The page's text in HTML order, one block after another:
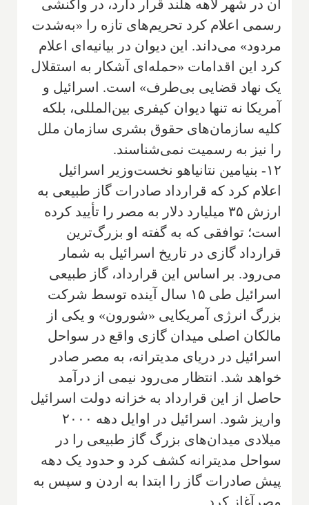
آن در شهر لاهه هلند قرار دارد، در واکنشی
رسمی اعلام کرد تحریم‌های تازه را «به‌شدت
مردود» می‌داند. این دیوان در بیانیه‌ای اعلام
کرد این اقدامات «حمله‌ای آشکار به استقلال
یک نهاد قضایی بی‌طرف» است. اسرائیل و
آمریکا نه تنها دیوان کیفری بین‌المللی، بلکه
کلیه سازمان‌های حقوق بشری سازمان ملل
را نیز به رسمیت نمی‌شناسند.
۱۲- بنیامین نتانیاهو نخست‌وزیر اسرائیل
اعلام کرد که قرارداد صادرات گاز طبیعی به
ارزش ۳۵ میلیارد دلار به مصر را تأیید کرده
است؛ توافقی که به گفته او بزرگ‌ترین
قرارداد گازی در تاریخ اسرائیل به شمار
می‌رود. بر اساس این قرارداد، گاز طبیعی
اسرائیل طی ۱۵ سال آینده توسط شرکت
بزرگ انرژی آمریکایی «شورون» و یکی از
مالکان اصلی میدان گازی واقع در سواحل
اسرائیل در دریای مدیترانه، به مصر صادر
خواهد شد. انتظار می‌رود نیمی از درآمد
حاصل از این قرارداد به خزانه دولت اسرائیل
واریز شود. اسرائیل در اوایل دهه ۲۰۰۰
میلادی میدان‌های بزرگ گاز طبیعی را در
سواحل مدیترانه کشف کرد و حدود یک دهه
پیش صادرات گاز را ابتدا به اردن و سپس به
مصرآغاز کرد.